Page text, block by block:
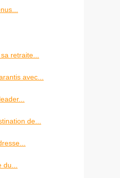
retraite...
avec...
de...